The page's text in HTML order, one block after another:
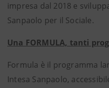
impresa dal 2018 e
Sanpaolo per il Sociale.
Una FORMULA, tanti
Formula è il programma
Intesa Sanpaolo,